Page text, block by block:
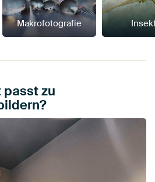
Makrofotografie
passt zu